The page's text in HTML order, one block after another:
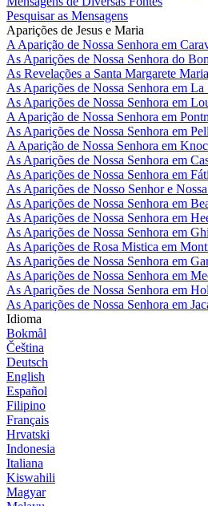
Pesquisar as Mensagens
Aparições de Jesus e Maria
A Aparição de Nossa Senhora em
As Aparições de Nossa Senhora do
As Revelações a Santa Margarete
As Aparições de Nossa Senhora em La
As Aparições de Nossa Senhora em
A Aparição de Nossa Senhora em
As Aparições de Nossa Senhora em
A Aparição de Nossa Senhora em
As Aparições de Nossa Senhora em
As Aparições de Nossa Senhora em
As Aparições de Nosso Senhor e
As Aparições de Nossa Senhora em
As Aparições de Nossa Senhora em
As Aparições de Nossa Senhora em
As Aparições de Rosa Mistica em
As Aparições de Nossa Senhora em
As Aparições de Nossa Senhora em
As Aparições de Nossa Senhora em
As Aparições de Nossa Senhora em
Idioma
Bokmål
Čeština
Deutsch
English
Español
Filipino
Français
Hrvatski
Indonesia
Italiana
Kiswahili
Magyar